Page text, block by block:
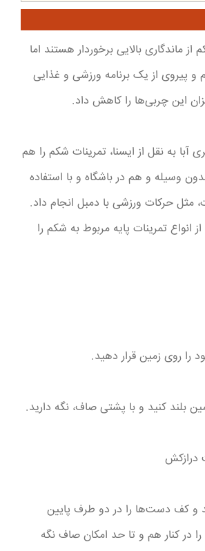
ماندگاری بالایی برخوردار هستند اما
و پیروی از یک برنامه ورزشی و غذایی
این چربی‌ها را کاهش داد.
آبا به نقل از ایسنا، تمرینات شکم را هم
وسیله و هم در باشگاه و با استفاده
مثل حرکات ورزشی با دمبل انجام داد.
تمرینات پایه مربوط به شکم را
را روی زمین قرار دهید.
بلند کنید و با پشتی صاف، نگه دارید.
درازکش
و کف دست‌ها را در دو طرف پایین
در کنار هم و تا حد امکان صاف نگه